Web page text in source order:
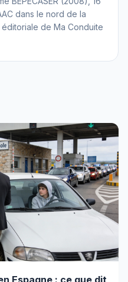
dans le nord de la
de Ma Conduite